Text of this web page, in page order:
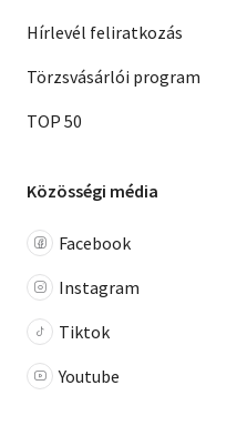
Hírlevél feliratkozás
Törzsvásárlói program
TOP 50
Közösségi média
Facebook
Instagram
Tiktok
Youtube